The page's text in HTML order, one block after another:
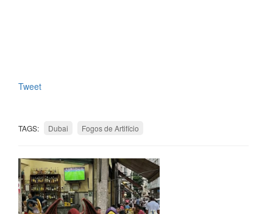
Tweet
TAGS: Dubai Fogos de Artifício